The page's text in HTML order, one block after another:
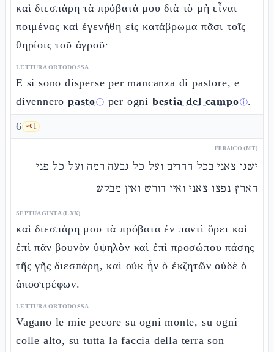
καὶ διεσπάρη τὰ πρόβατά μου διὰ τὸ μὴ εἶναι
ποιμένας καὶ ἐγενήθη εἰς κατάβρωμα πᾶσι τοῖς
θηρίοις τοῦ ἀγροῦ·
LETTURA ORTODOSSA
E si sono disperse per mancanza di pastore, e
divenneropastoⓘ per ogni bestia del campoⓘ.
6 🗝️1
EBRAICO (MT)
ישגו צאני בכל ההרים ועל כל גבעה רמה ועל כל פני
הארץ נפצו צאני ואין דורש ואין מבקש
SEPTUAGINTA (LXX)
καὶ διεσπάρη μου τὰ πρόβατα ἐν παντὶ ὄρει καὶ
ἐπὶ πᾶν βουνὸν ὑψηλὸν καὶ ἐπὶ προσώπου πάσης
τῆς γῆς διεσπάρη, καὶ οὐκ ἦν ὁ ἐκζητῶν οὐδὲ ὁ
ἀποστρέφων.
LETTURA ORTODOSSA
Vagano le mie pecore su ogni monte, su ogni
colle alto, su tutta la faccia della terra son